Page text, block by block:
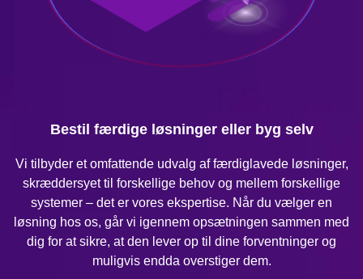
Bestil færdige løsninger eller byg selv
Vi tilbyder et omfattende udvalg af færdiglavede løsninger,
skræddersyet til forskellige behov og mellem forskellige
systemer – det er vores ekspertise. Når du vælger en
løsning hos os, går vi igennem opsætningen sammen med
dig for at sikre, at den lever op til dine forventninger og
muligvis endda overstiger dem.